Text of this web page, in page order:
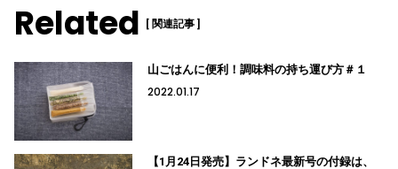
Related [ 関連記事 ]
山ごはんに便利！調味料の持ち運び方＃１
2022.01.17
【1月24日発売】ランドネ最新号の付録は、